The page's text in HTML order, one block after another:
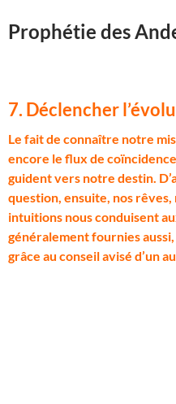
Prophétie des
7. Déclencher
L e fait de connaître notre
encore le flux de
guident vers notre destin.
question, ensuite, nos rêves,
intuitions nous conduisent
généralement fournies
grâce au conseil avisé d’un